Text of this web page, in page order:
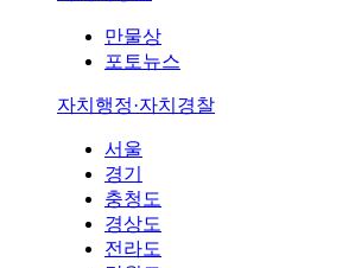
만물상
포토뉴스
자치행정·자치경찰
서울
경기
충청도
경상도
전라도